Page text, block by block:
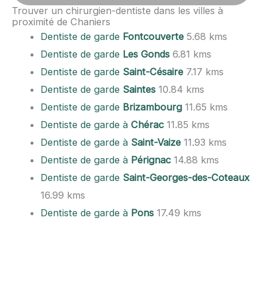
Trouver un chirurgien-dentiste dans les villes à
proximité de Chaniers
Dentiste de garde Fontcouverte 5.68 kms
Dentiste de garde Les Gonds 6.81 kms
Dentiste de garde Saint-Césaire 7.17 kms
Dentiste de garde Saintes 10.84 kms
Dentiste de garde Brizambourg 11.65 kms
Dentiste de garde àChérac 11.85 kms
Dentiste de garde à Saint-Vaize 11.93 kms
Dentiste de garde à Pérignac 14.88 kms
Dentiste de garde Saint-Georges-des-Coteaux
16.99 kms
Dentiste de garde à Pons 17.49 kms